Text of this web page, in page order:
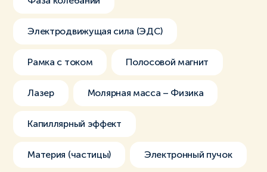
Электродвижущая сила (ЭДС)
Рамка с током Полосовой магнит
Лазер Молярная масса – Физика
Капиллярный эффект
Материя (частицы) Электронный пучок